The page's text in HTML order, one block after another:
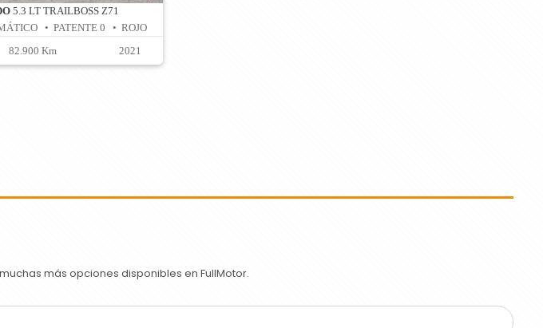
5.3 LT TRAILBOSS Z71
• PATENTE 0 • ROJO
82.900 Km 2021
más opciones disponibles en FullMotor.